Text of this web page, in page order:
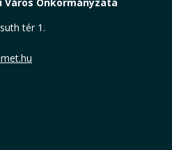
tér 1.